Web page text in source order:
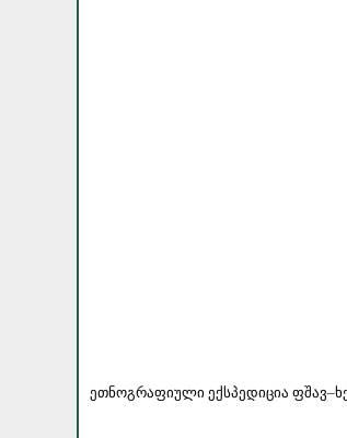
ეთნოგრაფიული ექსპედიცია